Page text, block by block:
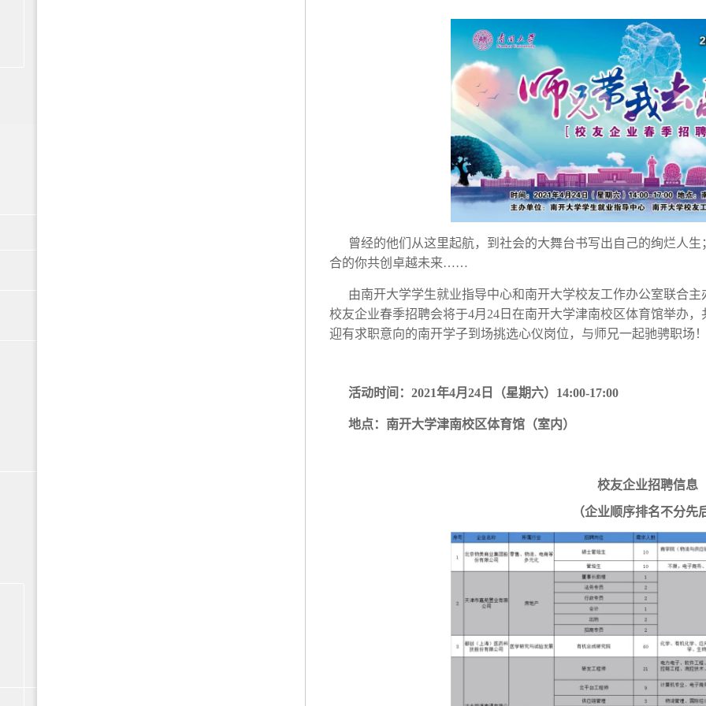
曾经的他们从这里起航，到社会的大舞台书写出自己的绚烂人
合的你共创卓越未来……
由南开大学学生就业指导中心和南开大学校友工作办公室联合主
校友企业春季招聘会将于4月 24 日在南开大学津南校区体育馆举办，
迎有求职意向的南开学子到场挑选心仪岗位，与师兄一起驰骋职场
活动时间： 2021年4月 24 日（星期六） 14:00-17:00
地点：南开大学津南校区体育馆（室内）
校友企业招聘信息
（企业顺序排名不分先